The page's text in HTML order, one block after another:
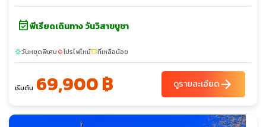
event_availableพีเรียดเดินทาง วันวิสาขบูชา
sunnyวันหยุดพิเศษlocal_fire_departmentโปรไฟไหม้confirmation_numberที่เหลือน้อย
เริ่มต้น 69,900 ฿ ดูรายละเอียดarrow_forward